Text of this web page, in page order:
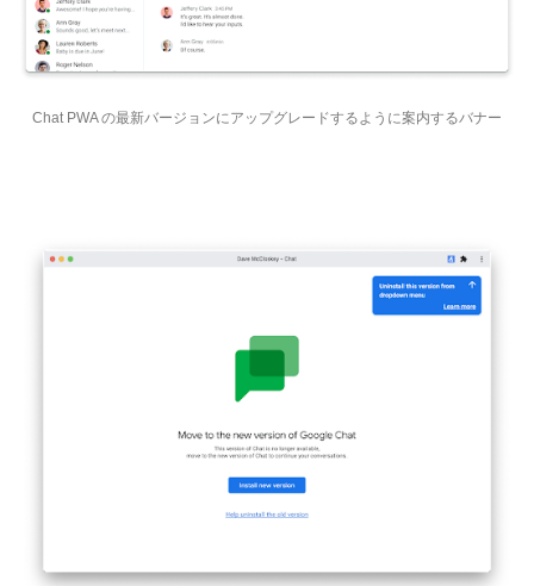
Chat PWA の最新バージョンにアップグレードするように案内するバナー